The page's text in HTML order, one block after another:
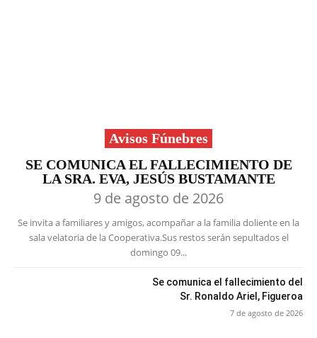
Avisos Fúnebres
SE COMUNICA EL FALLECIMIENTO DE
LA SRA. EVA, JESÚS BUSTAMANTE
9 de agosto de 2026
Se invita a familiares y amigos, acompañar a la familia doliente en la
sala velatoria de la Cooperativa.Sus restos serán sepultados el
domingo 09...
Se comunica el fallecimiento del
Sr. Ronaldo Ariel, Figueroa
7 de agosto de 2026